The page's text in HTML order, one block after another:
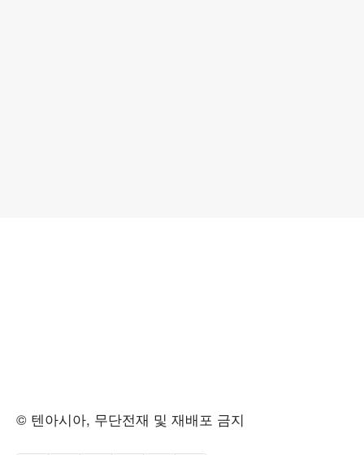
© 텐아시아, 무단전재 및 재배포 금지